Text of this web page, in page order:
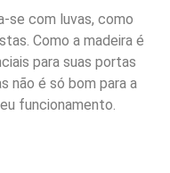
se com luvas, como
Como a madeira é
para suas portas
não é só bom para a
funcionamento.